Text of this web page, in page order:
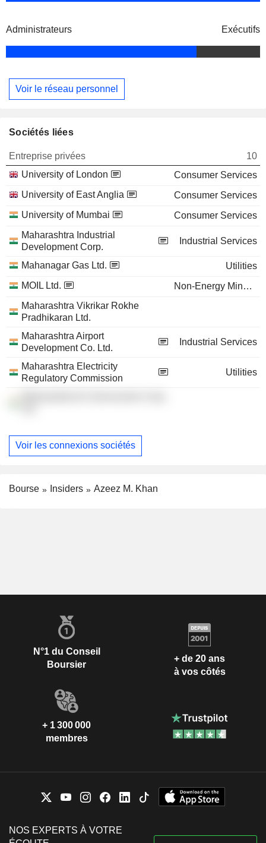
Administrateurs Exécutifs
Voir le réseau personnel
Sociétés liées
Entreprise privées
10
University of London
Consumer Services
University of East Anglia
Consumer Services
University of Mumbai
Consumer Services
Maharashtra Industrial
Development Corp.
Industrial Services
Mahanagar Gas Ltd.
Utilities
MOIL Ltd.
Non-Energy Minerals
Maharashtra Vikrikar Rokhe
Pradhikaran Ltd.
Maharashtra Airport
Development Co. Ltd.
Industrial Services
Maharashtra Electricity
Regulatory Commission
Utilities
Voir les connexions sociétés
Bourse Insiders Azeez M. Khan
N°1 du Conseil
Boursier
+ de 20 ans
à vos côtés
+ 1 300 000
membres
NOS EXPERTS À VOTRE